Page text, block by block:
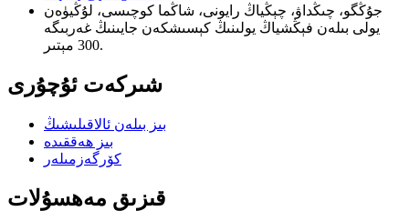
جۇڭگو، چىڭداۋ، چېڭياڭ رايونى، شاڭما كوچىسى، لۇڭيۈەن
يولى بىلەن فېڭشياڭ يولىنىڭ كېسىشكەن جايىنىڭ غەربىگە
300 مېتىر.
شىركەت ئۇچۇرى
بىز بىلەن ئالاقىلىشىڭ
بىز ھەققىدە
كۆرگەزمىلەر
قىزىق مەھسۇلات